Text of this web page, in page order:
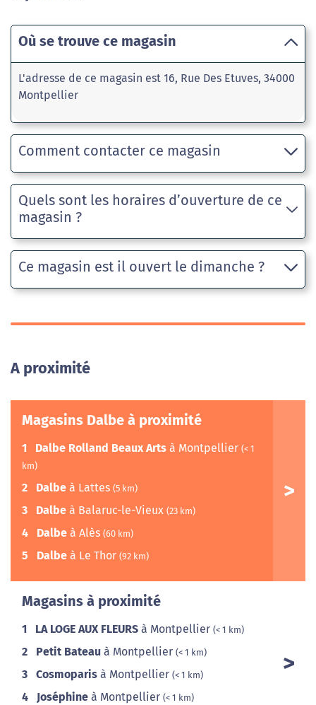
Où se trouve ce magasin
L'adresse de ce magasin est 16, Rue Des Etuves, 34000
Montpellier
Comment contacter ce magasin
Quels sont les horaires d’ouverture de ce
magasin ?
Ce magasin est il ouvert le dimanche ?
A proximité
Magasins Dalbe à proximité
1 Dalbe Rolland Beaux Arts à Montpellier (< 1
km)
2 Dalbe à Lattes (5 km)
3 Dalbe à Balaruc-le-Vieux (23 km)
4 Dalbe à Alès (60 km)
5 Dalbe à Le Thor (92 km)
Magasins à proximité
1 LA LOGE AUX FLEURS à Montpellier (< 1 km)
2 Petit Bateau à Montpellier (< 1 km)
3 Cosmoparis à Montpellier (< 1 km)
4 Joséphine à Montpellier (< 1 km)